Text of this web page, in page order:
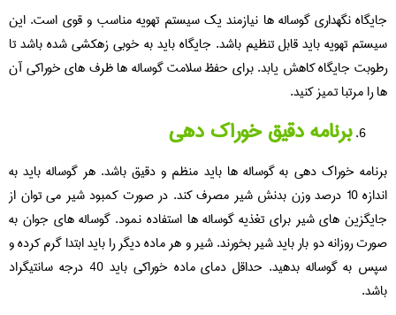
جایگاه نگهداری گوساله ها نیازمند یک سیستم تهویه مناسب و قوی است. این
سیستم تهویه باید قابل تنظیم باشد. جایگاه باید به خوبی زهکشی شده باشد تا
رطوبت جایگاه کاهش یابد. برای حفظ سلامت گوساله ها ظرف های خوراکی آن
ها را مرتبا تمیز کنید.
برنامه دقیق خوراک دهی
برنامه خوراک دهی به گوساله ها باید منظم و دقیق باشد. هر گوساله باید به
اندازه 10 درصد وزن بدنش شیر مصرف کند. در صورت کمبود شیر می توان از
جایگزین های شیر برای تغذیه گوساله ها استفاده نمود. گوساله های جوان به
صورت روزانه دو بار باید شیر بخورند. شیر و هر ماده دیگر را باید ابتدا گرم کرده و
سپس به گوساله بدهید. حداقل دمای ماده خوراکی باید 40 درجه سانتیگراد
باشد.